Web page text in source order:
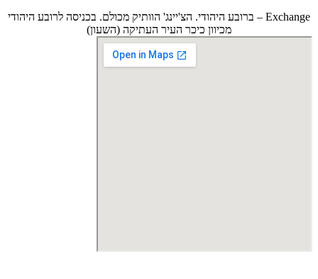
Exchange – ברובע היהודי. הצ'יינג' הוותיק מכולם. בכניסה לרובע היהודי
מכיוון כיכר העיר העתיקה (השעון)